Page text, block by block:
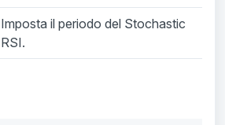
Imposta il periodo del Stochastic
RSI.